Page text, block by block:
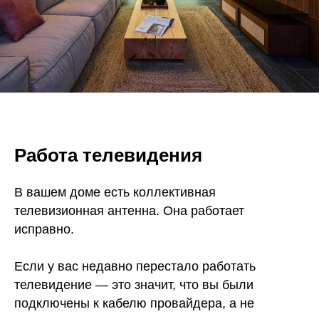
Работа телевидения
В вашем доме есть коллективная
телевизионная антенна. Она работает
исправно.
Если у вас недавно перестало работать
телевидение — это значит, что вы были
подключены к кабелю провайдера, а не